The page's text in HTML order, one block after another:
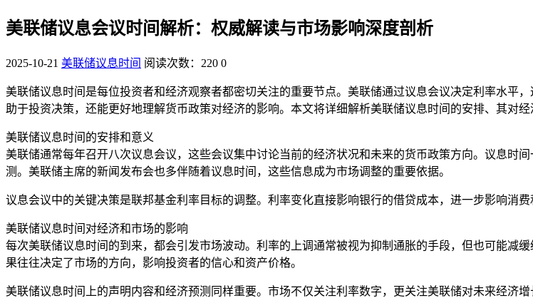
美联储议息会议时间解析：权威解读与市场影响深度剖析
2025-10-21 美联储议息时间 阅读次数：220 0
美联储议息时间是每位投资者和经济观察者都密切关注的重要节点。美联储通过议息会议决定利率水平
助于投资决策，还能更好地理解货币政策对经济的影响。本文将详细解析美联储议息时间的安排、其对经
美联储议息时间的安排和意义
美联储通常每年召开八次议息会议，这些会议集中讨论当前的经济状况和未来的货币政策方向。议息时
测。美联储主席的新闻发布会也多伴随着议息时间，这些信息成为市场调整的重要依据。
议息会议中的关键决策是联邦基金利率目标的调整。利率变化直接影响银行的借贷成本，进一步影响消
美联储议息时间对经济和市场的影响
每次美联储议息时间的到来，都会引发市场波动。利率的上调通常被视为抑制通胀的手段，但也可能减
果往往决定了市场的方向，影响投资者的信心和资产价格。
美联储议息时间上的声明内容和经济预测同样重要。市场不仅关注利率数字，更关注美联储对未来经济